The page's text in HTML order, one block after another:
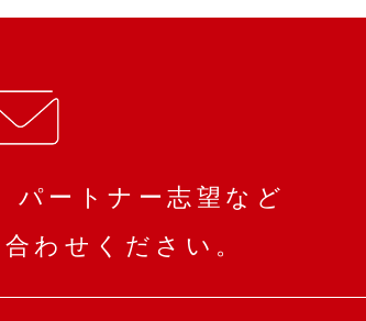
パートナー志望など
わせください。